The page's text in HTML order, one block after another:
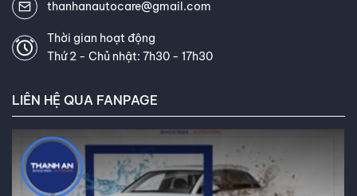
tạp về lốp xe một cách dễ hiểu
và khả năng tư vấn tận tâm của
tôi. Mục tiêu của tôi là giúp bạn
ứng chính xác nhu cầu và ngân
Facebook,TikTok Youtube
thanhanautocare@gmail.com
Thời gian hoạt động
Thứ 2 - Chủ nhật: 7h30 - 17h30
LIÊN HỆ QUA FANPAGE